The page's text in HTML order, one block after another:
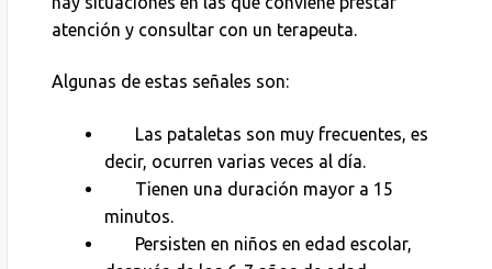
atención y consultar con un terapeuta.
Algunas de estas señales son:
Las pataletas son muy frecuentes, es
decir, ocurren varias veces al día.
Tienen una duración mayor a 15
minutos.
Persisten en niños en edad escolar,